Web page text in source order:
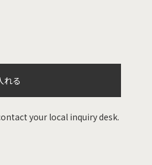
れる
your local inquiry desk.